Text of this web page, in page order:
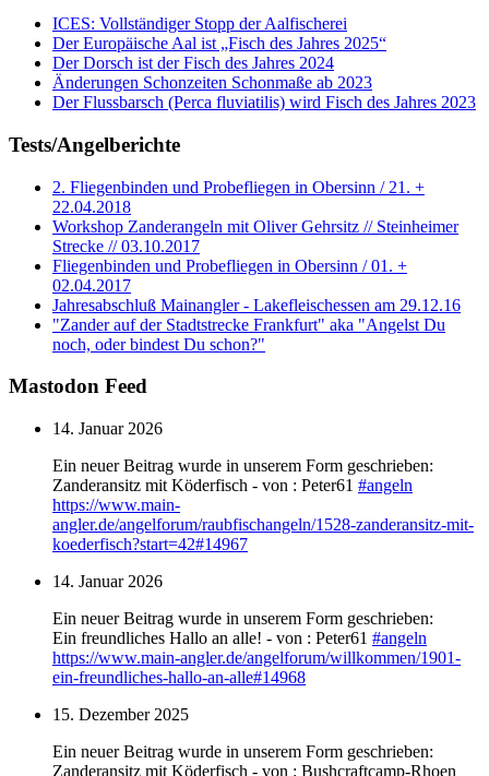
ICES: Vollständiger Stopp der Aalfischerei
Der Europäische Aal ist „Fisch des Jahres 2025“
Der Dorsch ist der Fisch des Jahres 2024
Änderungen Schonzeiten Schonmaße ab 2023
Der Flussbarsch (Perca fluviatilis) wird Fisch des Jahres 2023
Tests/Angelberichte
2. Fliegenbinden und Probefliegen in Obersinn / 21. +
22.04.2018
Workshop Zanderangeln mit Oliver Gehrsitz // Steinheimer
Strecke // 03.10.2017
Fliegenbinden und Probefliegen in Obersinn / 01. +
02.04.2017
Jahresabschluß Mainangler - Lakefleischessen am 29.12.16
"Zander auf der Stadtstrecke Frankfurt" aka "Angelst Du
noch, oder bindest Du schon?"
Mastodon Feed
14. Januar 2026
Ein neuer Beitrag wurde in unserem Form geschrieben:
Zanderansitz mit Köderfisch - von : Peter61 #angeln
https://www.main-
angler.de/angelforum/raubfischangeln/1528-zanderansitz-mit-
koederfisch?start=42#14967
14. Januar 2026
Ein neuer Beitrag wurde in unserem Form geschrieben:
Ein freundliches Hallo an alle! - von : Peter61 #angeln
https://www.main-angler.de/angelforum/willkommen/1901-
ein-freundliches-hallo-an-alle#14968
15. Dezember 2025
Ein neuer Beitrag wurde in unserem Form geschrieben:
Zanderansitz mit Köderfisch - von : Bushcraftcamp-Rhoen